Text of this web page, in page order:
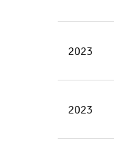
2023
2023